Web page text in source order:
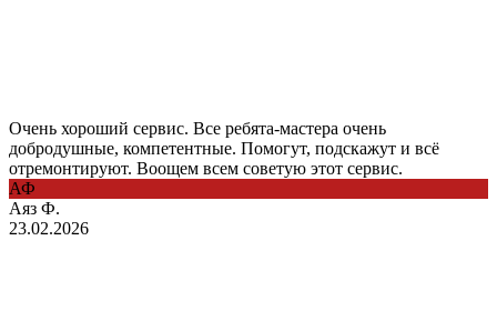
Очень хороший сервис. Все ребята-мастера очень
добродушные, компетентные. Помогут, подскажут и всё
отремонтируют. Воощем всем советую этот сервис.
АФ
Аяз Ф.
23.02.2026